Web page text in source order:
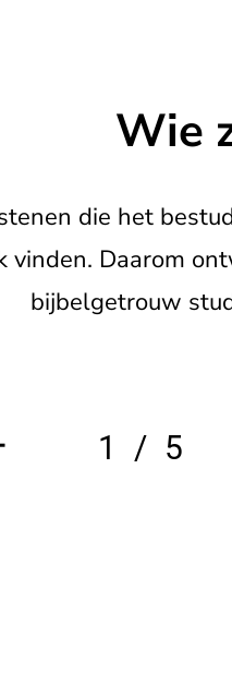
Wie
die het
vinden. Daarom
bijbelgetrouw
1 5